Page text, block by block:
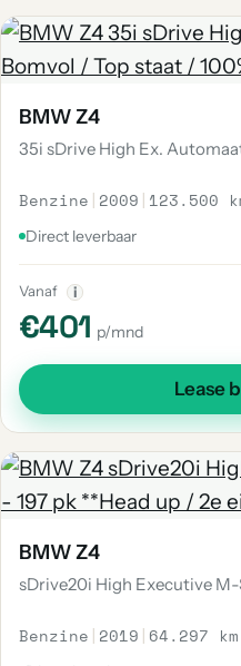
BMW Z4
35i sDrive High Ex.
Benzine | 2009 | 123.500
Direct leverbaar
Vanaf i
€401 p/mnd
Lease
BMW Z4
sDrive20i High Executive
Benzine | 2019 | 64.297 km